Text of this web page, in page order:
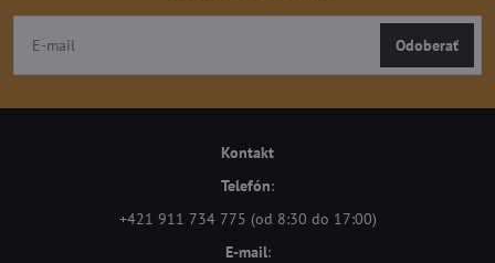
Odoberať
Kontakt
Telefón:
+421 911 734 775 (od 8:30 do 17:00)
E-mail: